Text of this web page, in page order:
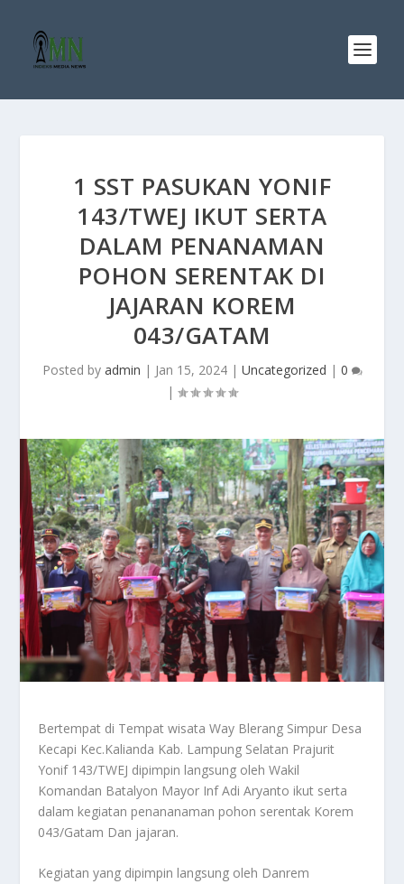
1 SST PASUKAN YONIF
143/TWEJ IKUT SERTA
DALAM PENANAMAN
POHON SERENTAK DI
JAJARAN KOREM
043/GATAM
Posted by admin | Jan 15, 2024| Uncategorized | 0
|
Bertempat di Tempat wisata Way Blerang Simpur Desa
Kecapi Kec.Kalianda Kab. Lampung Selatan Prajurit
Yonif 143/TWEJ dipimpin langsung oleh Wakil
Komandan Batalyon Mayor Inf Adi Aryanto ikut serta
dalam kegiatan penananaman pohon serentak Korem
043/Gatam Dan jajaran.
Kegiatan yang dipimpin langsung oleh Danrem